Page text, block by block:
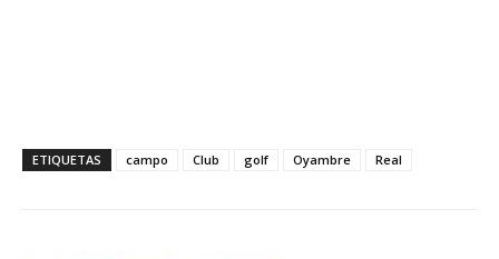
ETIQUETAS campo Club golf Oyambre Real